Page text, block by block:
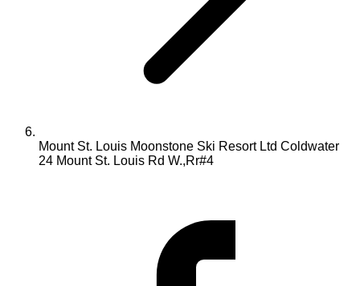
Mount St. Louis Moonstone Ski Resort Ltd Coldwater
24 Mount St. Louis Rd W.,Rr#4